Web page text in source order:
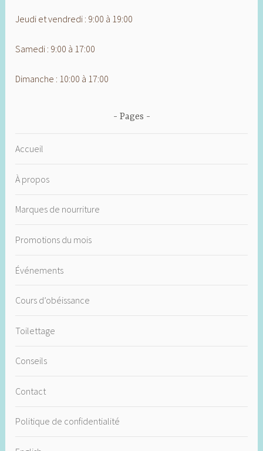
Jeudi et vendredi : 9:00 à 19:00
Samedi : 9:00 à 17:00
Dimanche : 10:00 à 17:00
Pages
Accueil
À propos
Marques de nourriture
Promotions du mois
Événements
Cours d’obéissance
Toilettage
Conseils
Contact
Politique de confidentialité